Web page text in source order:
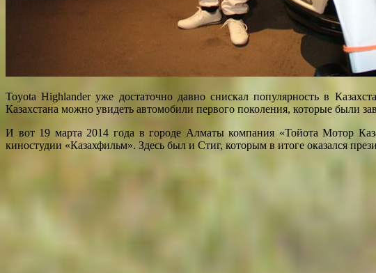
Toyota Highlander уже достаточно давно снискал популярность в
Казахстана можно увидеть автомобили первого поколения, которые были
И вот 19 марта 2014 года в городе Алматы компания «Тойота Мотор
киностудии «Казахфильм». Здесь был и Стиг, которым в итоге оказался